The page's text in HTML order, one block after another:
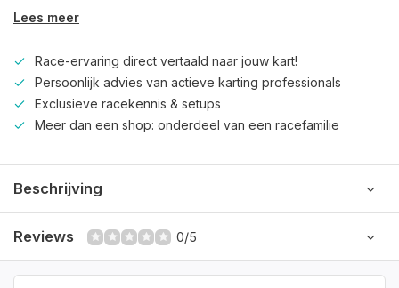
Lees meer
Race-ervaring direct vertaald naar jouw kart!
Persoonlijk advies van actieve karting professionals
Exclusieve racekennis & setups
Meer dan een shop: onderdeel van een racefamilie
Beschrijving
Reviews 0/5